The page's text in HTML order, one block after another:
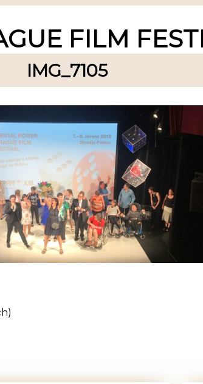
FILM
IMG_7105